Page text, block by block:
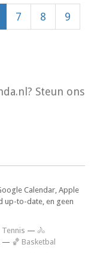
7 8 9
Steun ons
Calendar, Apple
up-to-date, en geen
Tennis — 🚴
— 🏀 Basketbal